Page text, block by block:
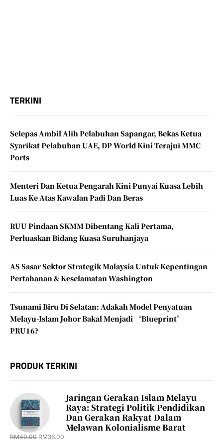
TERKINI
Selepas Ambil Alih Pelabuhan Sapangar, Bekas Ketua
Syarikat Pelabuhan UAE, DP World Kini Terajui MMC
Ports
Menteri Dan Ketua Pengarah Kini Punyai Kuasa Lebih
Luas Ke Atas Kawalan Padi Dan Beras
RUU Pindaan SKMM Dibentang Kali Pertama,
Perluaskan Bidang Kuasa Suruhanjaya
AS Sasar Sektor Strategik Malaysia Untuk Kepentingan
Pertahanan & Keselamatan Washington
Tsunami Biru Di Selatan: Adakah Model Penyatuan
Melayu-Islam Johor Bakal Menjadi ‘Blueprint’
PRU16?
PRODUK TERKINI
Jaringan Gerakan Islam Melayu
Raya: Strategi Politik Pendidikan
Dan Gerakan Rakyat Dalam
Melawan Kolonialisme Barat
RM40.00 RM36.00